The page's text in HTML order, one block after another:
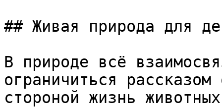
## Живая природа для
В природе всё
ограничиться
стороной жизнь